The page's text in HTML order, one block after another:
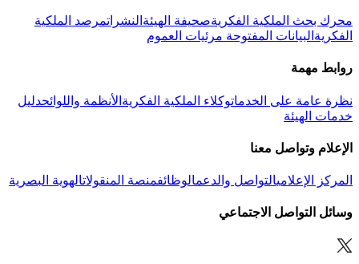
محرك بحث الملكية الفكريةصحيفة الهيئة النشراتمرصد الملكية
الفكرية البيانات المفتوحة مرئيات العموم
روابط مهمة
نظرة عامة على الخدماتوكلاء الملكية الفكرية الأنظمة واللوائحدليل
خدمات الهيئة
الإعلام وتواصل معنا
المركز الإعلاميالتواصل والدعمالوظائفمنصة المنقولاتالهوية البصرية
وسائل التواصل الاجتماعي